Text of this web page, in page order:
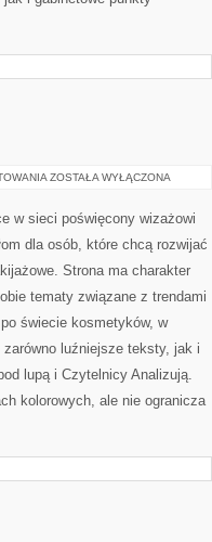
MAKIJAŻ
ZOSTAŁA WYŁĄCZONA
w sieci poświęcony wizażowi
dla osób, które chcą rozwijać
Strona ma charakter
tematy związane z trendami
świecie kosmetyków, w
luźniejsze teksty, jak i
lupą i Czytelnicy Analizują.
kolorowych, ale nie ogranicza